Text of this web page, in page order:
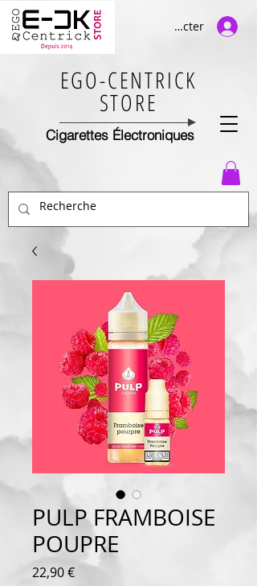
Se connecter
EGO-CENTRICK
STORE
Cigarettes Électroniques
PULP FRAMBOISE
POUPRE
22,90 €Prix